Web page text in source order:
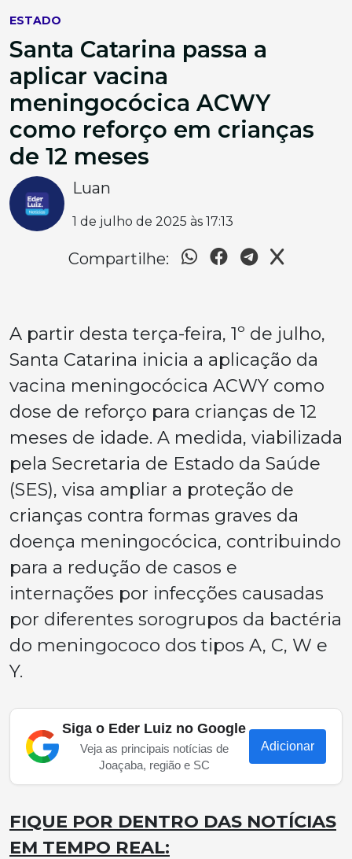
ESTADO
Santa Catarina passa a
aplicar vacina
meningocócica ACWY
como reforço em crianças
de 12 meses
Luan
1 de julho de 2025 às 17:13
Compartilhe:
A partir desta terça-feira, 1º de julho,
Santa Catarina inicia a aplicação da
vacina meningocócica ACWY como
dose de reforço para crianças de 12
meses de idade. A medida, viabilizada
pela Secretaria de Estado da Saúde
(SES), visa ampliar a proteção de
crianças contra formas graves da
doença meningocócica, contribuindo
para a redução de casos e
internações por infecções causadas
por diferentes sorogrupos da bactéria
do meningococo dos tipos A, C, W e
Y.
Siga o Eder Luiz no Google
Veja as principais notícias de
Joaçaba, região e SC
Adicionar
FIQUE POR DENTRO DAS NOTÍCIAS
EM TEMPO REAL: